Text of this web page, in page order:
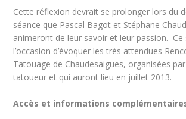
Cette réflexion devrait se prolonger lors du
séance que Pascal Bagot et Stéphane
animeront de leur savoir et leur passion.
l’occasion d’évoquer les très attendues
Tatouage de Chaudesaigues, organisées
tatoueur et qui auront lieu en juillet 2013.
Accès et informations